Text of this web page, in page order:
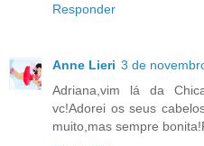
Responder
Anne Lieri 3 de
Adriana,vim lá da
vc!Adorei os seus
muito,mas sempre